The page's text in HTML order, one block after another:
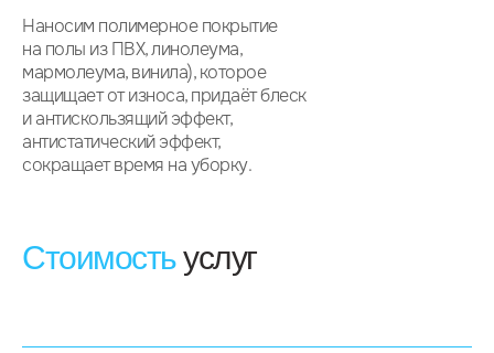
Наносим полимерное покрытие
на полы из ПВХ, линолеума,
мармолеума, винила), которое
защищает от износа, придаёт блеск
и антискользящий эффект,
антистатический эффект,
сокращает время на уборку.
Стоимостьуслуг